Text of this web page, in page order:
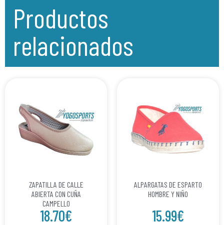
Productos
relacionados
ZAPATILLA DE CALLE
ABIERTA CON CUÑA
CAMPELLO
18.70€
ALPARGATAS DE ESPARTO
HOMBRE Y NIÑO
15.99€